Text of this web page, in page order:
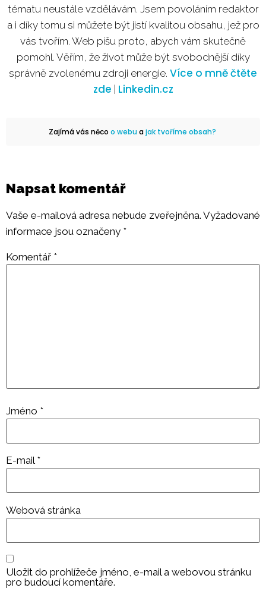
tématu neustále vzdělávám. Jsem povoláním redaktor
a i díky tomu si můžete být jistí kvalitou obsahu, jež pro
vás tvořím. Web píšu proto, abych vám skutečně
pomohl. Věřím, že život může být svobodnější díky
správně zvolenému zdroji energie. Více o mně čtěte
zde Linkedin.cz
Zajímá vás něco o webuajak tvoříme obsah?
Napsat komentář
Vaše e-mailová adresa nebude zveřejněna. Vyžadované
informace jsou označeny *
Komentář *
Jméno *
E-mail *
Webová stránka
Uložit do prohlížeče jméno, e-mail a webovou stránku
pro budoucí komentáře.